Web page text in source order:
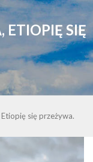
ETIOPIĘ SIĘ
się przeżywa.